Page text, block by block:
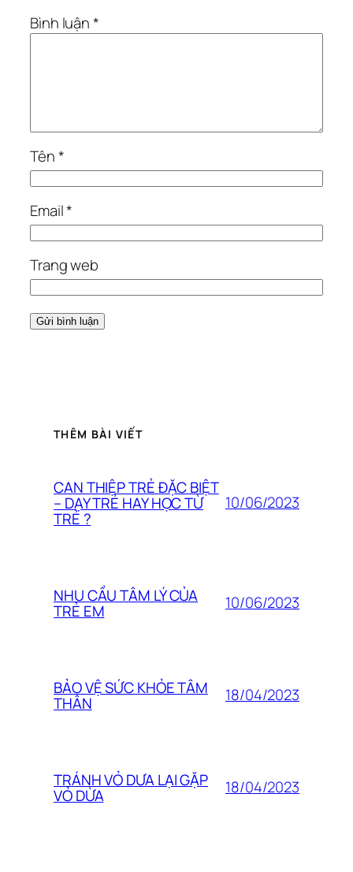
Bình luận*
Tên*
Email*
Trang web
THÊM BÀI VIẾT
CAN THIỆP TRẺ ĐẶC BIỆT
– DẠY TRẺ HAY HỌC TỪ
TRẺ ?
10/06/2023
NHU CẦU TÂM LÝ CỦA
TRẺ EM 10/06/2023
BẢO VỆ SỨC KHỎE TÂM
THÂN 18/04/2023
TRÁNH VỎ DƯA LẠI GẶP
VỎ DỪA 18/04/2023